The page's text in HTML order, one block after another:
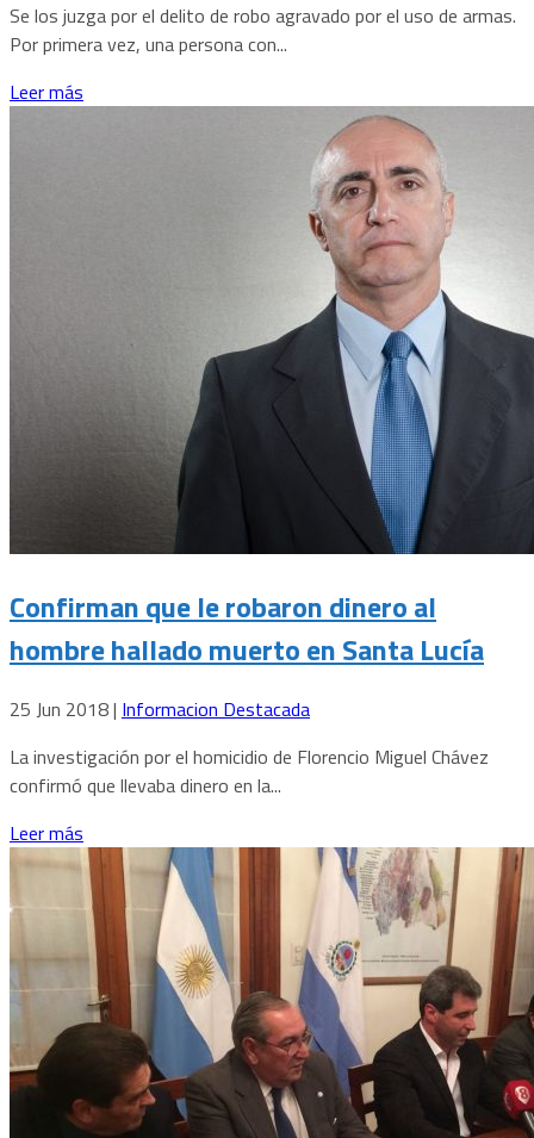
Se los juzga por el delito de robo agravado por el uso de armas.
Por primera vez, una persona con...
Leer más
Confirman que le robaron dinero al
hombre hallado muerto en Santa Lucía
25 Jun 2018| Informacion Destacada
La investigación por el homicidio de Florencio Miguel Chávez
confirmó que llevaba dinero en la...
Leer más